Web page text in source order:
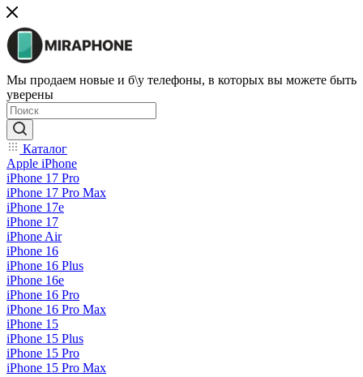
Мы продаем новые и б\у телефоны, в которых вы можете быть
уверены
Каталог
Apple iPhone
iPhone 17 Pro
iPhone 17 Pro Max
iPhone 17e
iPhone 17
iPhone Air
iPhone 16
iPhone 16 Plus
iPhone 16e
iPhone 16 Pro
iPhone 16 Pro Max
iPhone 15
iPhone 15 Plus
iPhone 15 Pro
iPhone 15 Pro Max